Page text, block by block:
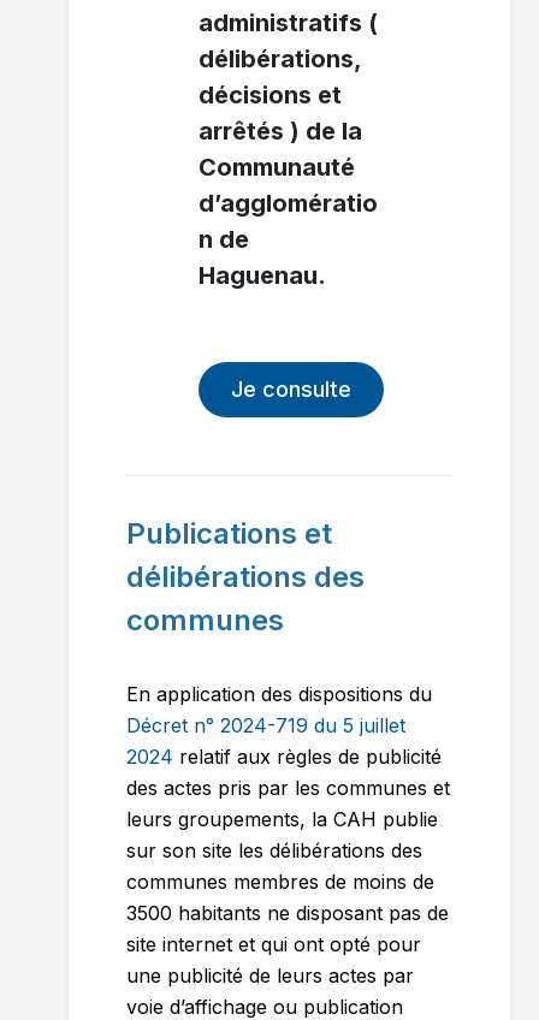
administratifs (
délibérations,
décisions et
arrêtés ) de la
Communauté
d’agglomératio
n de
Haguenau.
Je consulte
Publications et
délibérations des
communes
En application des dispositions du
Décret n° 2024-719 du 5 juillet
2024 relatif aux règles de publicité
des actes pris par les communes et
leurs groupements, la CAH publie
sur son site les délibérations des
communes membres de moins de
3500 habitants ne disposant pas de
site internet et qui ont opté pour
une publicité de leurs actes par
voie d’affichage ou publication